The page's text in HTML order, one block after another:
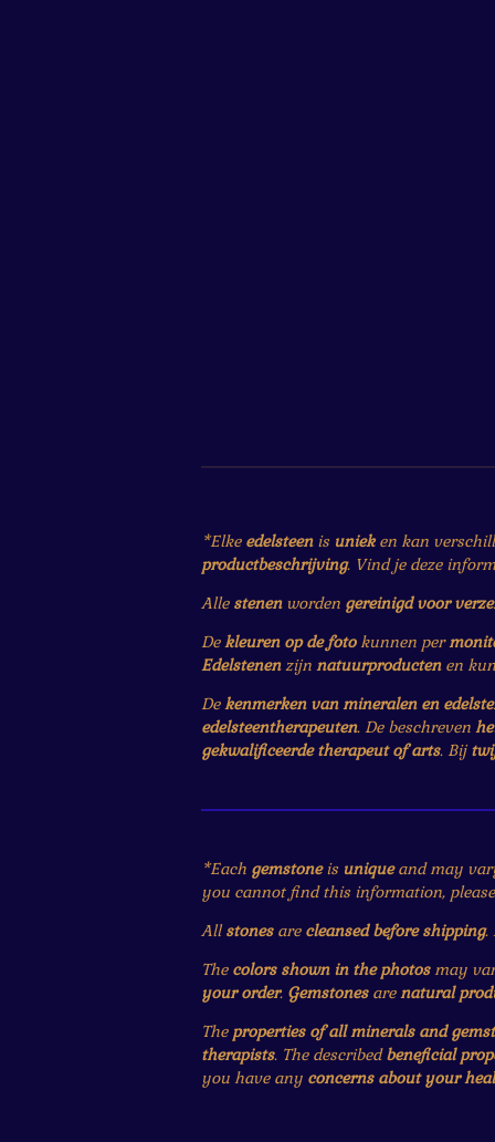
*Elke edelsteenis unieken kan
productbeschrijving. Vind je deze
Alle stenenworden gereinigd voor
Dekleuren op de fotokunnen per
Edelstenenzijn natuurproductenen
Dekenmerken van mineralen en
edelsteentherapeuten. De beschreven
gekwalificeerde therapeut of arts. Bij
*Each gemstoneis uniqueand may
you cannot find this information, please
Allstonesare cleansed before shipping.
The colors shown in the photosmay
your order. Gemstonesarenatural
The properties of all minerals and
therapists. The describedbeneficial
you have any concerns about your